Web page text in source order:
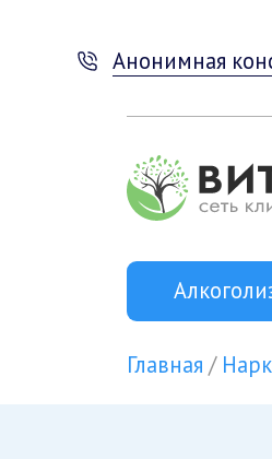
Анонимная
Главная